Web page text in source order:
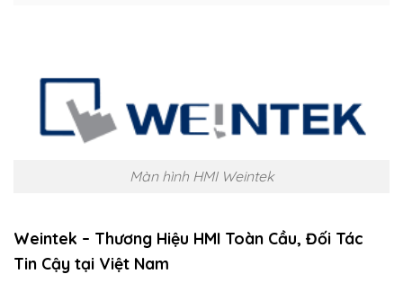
Màn hình HMI Weintek
Weintek – Thương Hiệu HMI Toàn Cầu, Đối Tác
Tin Cậy tại Việt Nam